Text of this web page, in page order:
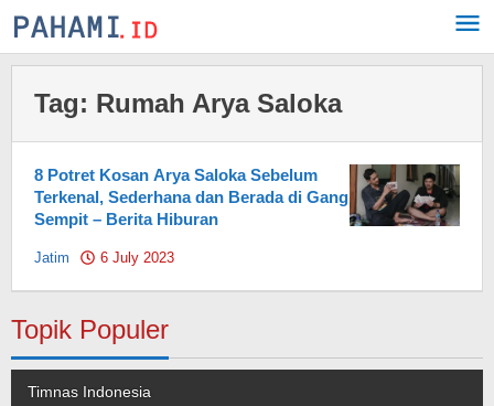
Skip
to
Tag: Rumah Arya Saloka
8 Potret Kosan Arya Saloka Sebelum
Terkenal, Sederhana dan Berada di Gang
Sempit – Berita Hiburan
Jatim 6 July 2023
Topik Populer
Timnas Indonesia